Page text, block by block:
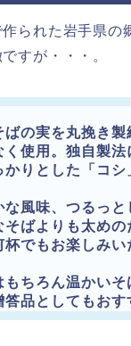
られた岩手県の
すが・・・。
ばの実を丸挽き
く使用。独自製法
かりとした「コシ
な風味、つるっと
そばよりも太めの
杯でもお楽しみい
もちろん温かい
品としてもおす